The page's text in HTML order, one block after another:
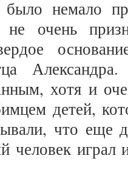
было немало
очень
хотя и
детей,
что еще
человек